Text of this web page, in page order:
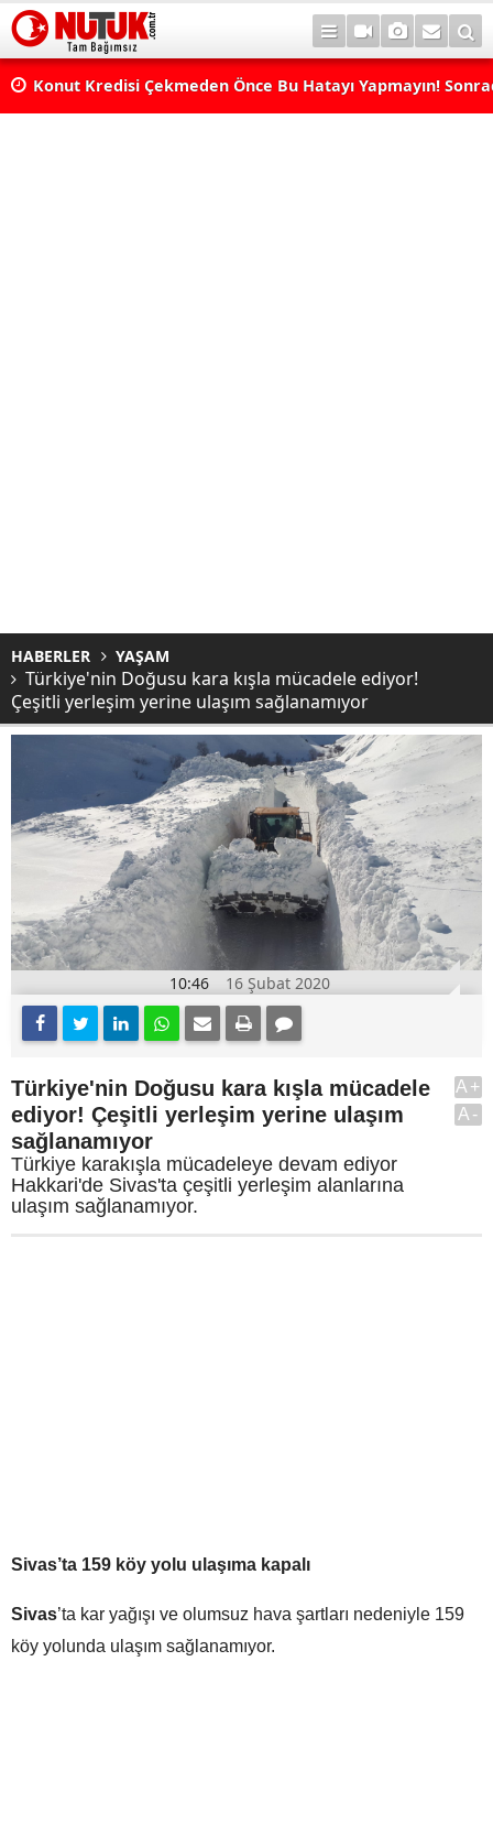
Konut Kredisi Çekmeden Önce Bu Hatayı Yapmayın!
HABERLER YAŞAM
Türkiye'nin Doğusu kara kışla mücadele ediyor!
Çeşitli yerleşim yerine ulaşım sağlanamıyor
10:46 16 Şubat 2020
Türkiye'nin Doğusu kara kışla mücadele
ediyor! Çeşitli yerleşim yerine ulaşım
sağlanamıyor
Türkiye karakışla mücadeleye devam ediyor
Hakkari'de Sivas'ta çeşitli yerleşim alanlarına
ulaşım sağlanamıyor.
A+
A-
Sivas’ta 159 köy yolu ulaşıma kapalı
Sivas’ta kar yağışı ve olumsuz hava şartları nedeniyle 159
köy yolunda ulaşım sağlanamıyor.